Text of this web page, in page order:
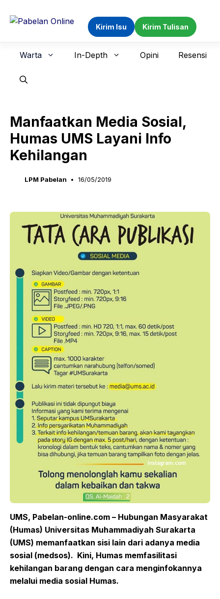
Kirim Isu Kirim Tulisan
Warta In-Depth Opini Resensi
Manfaatkan Media Sosial,
Humas UMS Layani Info
Kehilangan
LPM Pabelan 16/05/2019
UMS, Pabelan-online.com – Hubungan Masyarakat
(Humas) Universitas Muhammadiyah Surakarta
(UMS) memanfaatkan sisi lain dari adanya media
sosial (medsos). Kini, Humas memfasilitasi
kehilangan barang dengan cara menginfokannya
melalui media sosial Humas.